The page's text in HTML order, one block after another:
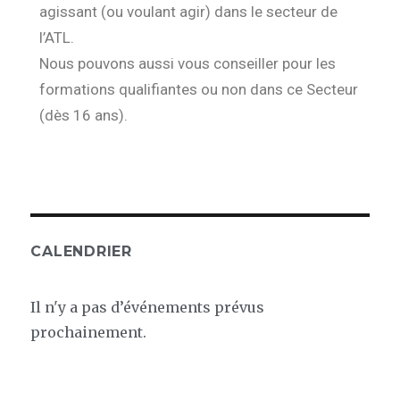
agissant (ou voulant agir) dans le secteur de
l’ATL.
Nous pouvons aussi vous conseiller pour les
formations qualifiantes ou non dans ce Secteur
(dès 16 ans).
CALENDRIER
Il n'y a pas d’événements prévus
prochainement.